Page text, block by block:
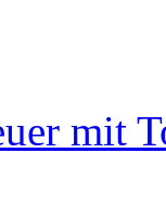
mit